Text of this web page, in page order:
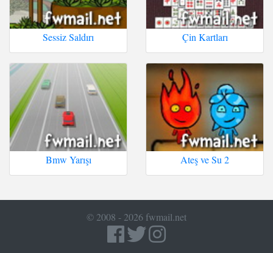
Sessiz Saldırı Çin Kartları
Bmw Yarışı Ateş ve Su 2
© 2008 - 2026 fwmail.net